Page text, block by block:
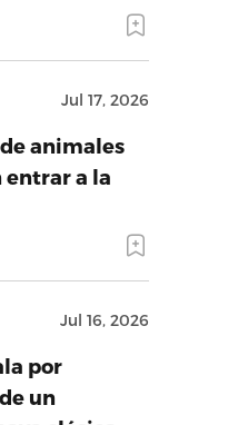
Jul 17, 2026
animales
entrar a la
Jul 16, 2026
por
un